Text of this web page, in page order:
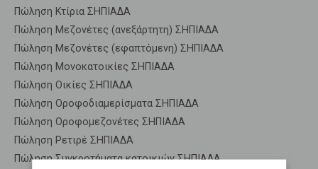
Πώληση Κτίρια ΣΗΠΙΑΔΑ
Πώληση Μεζονέτες (ανεξάρτητη) ΣΗΠΙΑΔΑ
Πώληση Μεζονέτες (εφαπτόμενη) ΣΗΠΙΑΔΑ
Πώληση Μονοκατοικίες ΣΗΠΙΑΔΑ
Πώληση Οικίες ΣΗΠΙΑΔΑ
Πώληση Οροφοδιαμερίσματα ΣΗΠΙΑΔΑ
Πώληση Οροφομεζονέτες ΣΗΠΙΑΔΑ
Πώληση Ρετιρέ ΣΗΠΙΑΔΑ
Πώληση Συγκροτήματα κατοικιών ΣΗΠΙΑΔΑ